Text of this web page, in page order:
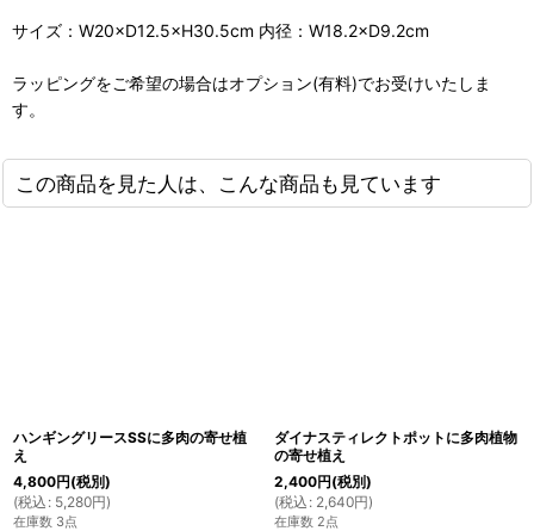
サイズ：W20×D12.5×H30.5cm 内径：W18.2×D9.2cm
ラッピングをご希望の場合はオプション(有料)でお受けいたしま
す。
この商品を見た人は、こんな商品も見ています
ハンギングリースSSに多肉の寄せ植
え
4,800円(税別)
(税込 : 5,280円)
在庫数 3点
ダイナスティレクトポットに多肉植物
の寄せ植え
2,400円(税別)
(税込 : 2,640円)
在庫数 2点